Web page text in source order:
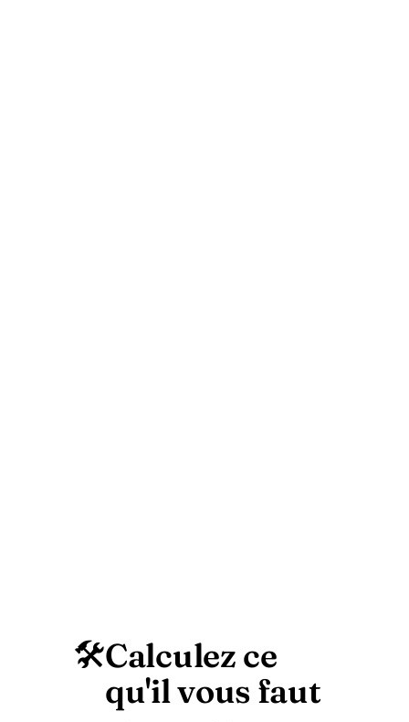
🛠️Calculez ce
qu'il vous faut